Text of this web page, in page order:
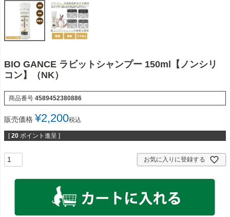
BIO GANCE ラビットシャンプー 150ml【ノンシリ
コン】（NK）
商品番号 4589452380886
販売価格 ¥2,200税込
[ 20 ポイント進呈 ]
お気に入りに登録する